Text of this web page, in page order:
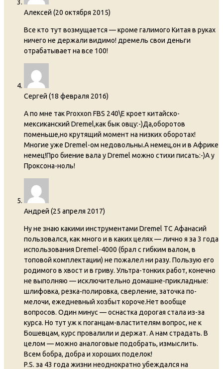
Алексей (20 октября 2015)
Все кто тут возмущается — кроме галимого Китая в руках
ничего не держали видимо! дремель свои деньги
отрабатывает на все 100!
Сергей (18 февраля 2016)
А по мне так Proxxon FBS 240\E кроет китайско-
мексиканский Dremel,как бык овцу:-)Да,оборотов
поменьше,но крутящий момент на низких оборотах!
Многие уже Dremel-ом недовольны.А немец,он и в Африке
немец!Про биение вала у Dremel можно стихи писать:-)А у
Проксона-ноль!
Андрей (25 апреля 2017)
Ну не знаю какими инструментами Dremel ТС Афанасий
пользовался, как много и в каких целях — лично я за 3 года
использования Dremel-4000 (брал с гибким валом, в
топовой комплектации) не пожалел ни разу. Пользую его
родимого в хвост и в гриву. Ультра-тонких работ, конечно
не выполняю — исключительно домашне-прикладные:
шлифовка, резка-полировка, сверление, заточка по-
мелочи, ежедневный хозбыт короче.Нет вообще
вопросов. Один минус — оснастка дорогая стала из-за
курса. Но тут уж к поганцам-властителям вопрос, не к
Бошевцам, курс провалили и держат. А нам страдать. В
целом — можно аналоговые подобрать, измыслить.
Всем бобра, добра и хороших поделок!
P.S. за 43 года жизни неоднократно убеждался на